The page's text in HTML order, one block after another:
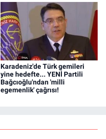
Karadeniz'de Türk gemileri
yine hedefte... YENİ Partili
Bağcıoğlu'ndan 'milli
egemenlik' çağrısı!